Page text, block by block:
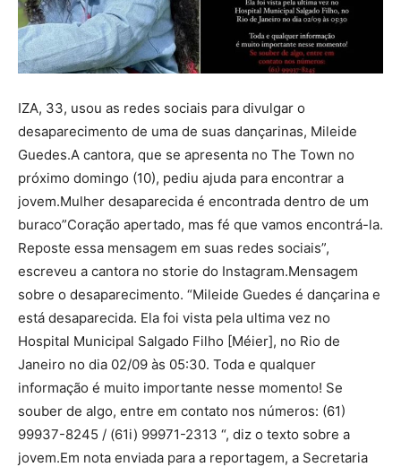
IZA, 33, usou as redes sociais para divulgar o
desaparecimento de uma de suas dançarinas, Mileide
Guedes.A cantora, que se apresenta no The Town no
próximo domingo (10), pediu ajuda para encontrar a
jovem.Mulher desaparecida é encontrada dentro de um
buraco”Coração apertado, mas fé que vamos encontrá-la.
Reposte essa mensagem em suas redes sociais”,
escreveu a cantora no storie do Instagram.Mensagem
sobre o desaparecimento. “Mileide Guedes é dançarina e
está desaparecida. Ela foi vista pela ultima vez no
Hospital Municipal Salgado Filho [Méier], no Rio de
Janeiro no dia 02/09 às 05:30. Toda e qualquer
informação é muito importante nesse momento! Se
souber de algo, entre em contato nos números: (61)
99937-8245 / (61i) 99971-2313 “, diz o texto sobre a
jovem.Em nota enviada para a reportagem, a Secretaria